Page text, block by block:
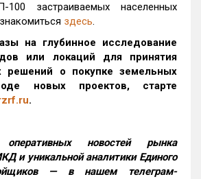
застраиваемых населенных
здесь.
на глубинное исследование
или локаций для принятия
решений о покупке земельных
новых проектов, старте
.
новостей рынка
и уникальной аналитики Единого
— в нашем телеграм-